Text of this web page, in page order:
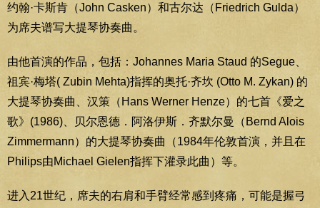
约翰·卡斯肯（John Casken）和古尔达（Friedrich Gulda）
为席夫谱写大提琴协奏曲。
由他首演的作品，包括：Johannes Maria Staud 的Segue、
祖宾·梅塔( Zubin Mehta)指挥的奥托·齐坎 (Otto M. Zykan) 的
大提琴协奏曲、汉策（Hans Werner Henze）的七首《爱之
歌》(1986)、贝尔恩德．阿洛伊斯．齐默尔曼（Bernd Alois
Zimmermann）的大提琴协奏曲（1984年伦敦首演，并且在
Philips由Michael Gielen指挥下灌录此曲）等。
进入21世纪，席夫的右肩和手臂经常感到疼痛，可能是握弓